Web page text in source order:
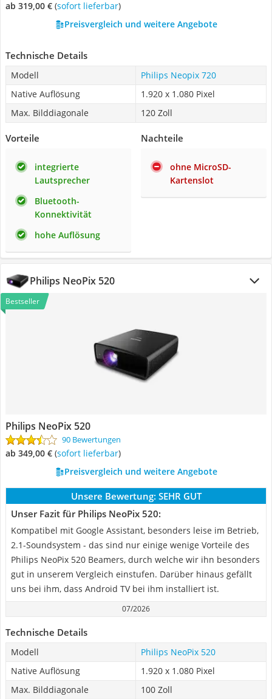
ab 319,00 € ( Sofort lieferbar)
Preisvergleich und weitere Angebote
Technische Details
Modell
Philips Neopix 720
Native Auflösung
1.920 x 1.080 Pixel
Max. Bilddiagonale
120 Zoll
Vorteile
integrierte
Lautsprecher
Bluetooth-
Konnektivität
hohe Auflösung
Nachteile
ohne MicroSD-
Kartenslot
Philips NeoPix 520
Bestseller
Philips NeoPix 520
90 Bewertungen
ab 349,00 € ( Sofort lieferbar)
Preisvergleich und weitere Angebote
Unsere Bewertung: SEHR GUT
Unser Fazit für Philips NeoPix 520:
Kompatibel mit Google Assistant, besonders leise im Betrieb,
2.1-Soundsystem - das sind nur einige wenige Vorteile des
Philips NeoPix 520 Beamers, durch welche wir ihn besonders
gut in unserem Vergleich einstufen. Darüber hinaus gefällt
uns bei ihm, dass Android TV bei ihm installiert ist.
07/2026
Technische Details
Modell
Philips NeoPix 520
Native Auflösung
1.920 x 1.080 Pixel
Max. Bilddiagonale
100 Zoll